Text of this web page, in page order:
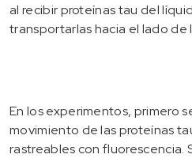
al recibir proteínas tau del
transportarlas hacia el lado de
En los experimentos, primero
movimiento de las proteínas
rastreables con fluorescencia.